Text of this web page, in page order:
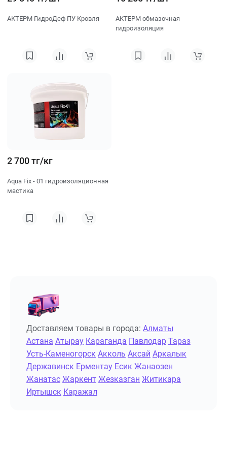
АКТЕРМ ГидроДеф ПУ Кровля
АКТЕРМ обмазочная
гидроизоляция
2 700 тг/кг
Aqua Fix - 01 гидроизоляционная
мастика
Доставляем товары в города: Алматы
Астана Атырау Караганда Павлодар Тараз
Усть-Каменогорск Акколь Аксай Аркалык
Державинск Ерментау Есик Жанаозен
Жанатас Жаркент Жезказган Житикара
Иртышск Каражал